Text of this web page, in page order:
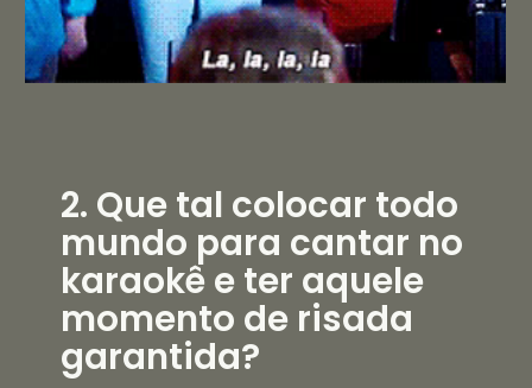
2. Que tal colocar todo
mundo para cantar no
karaokê e ter aquele
momento de risada
garantida?